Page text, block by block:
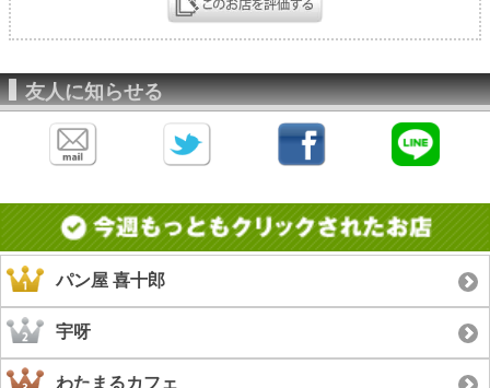
友人に知らせる
パン屋 喜十郎
宇呀
わたまるカフェ